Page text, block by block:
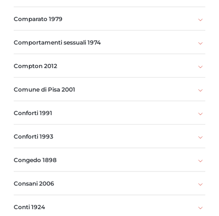
Comparato 1979
Comportamenti sessuali 1974
Compton 2012
Comune di Pisa 2001
Conforti 1991
Conforti 1993
Congedo 1898
Consani 2006
Conti 1924